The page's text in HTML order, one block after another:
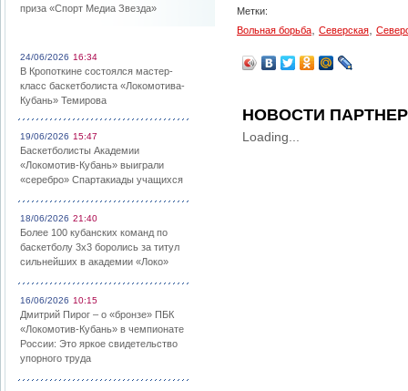
приза «Спорт Медиа Звезда»
24/06/2026 16:34
В Кропоткине состоялся мастер-
класс баскетболиста «Локомотива-
Кубань» Темирова
19/06/2026 15:47
Баскетболисты Академии
«Локомотив-Кубань» выиграли
«серебро» Спартакиады учащихся
18/06/2026 21:40
Более 100 кубанских команд по
баскетболу 3х3 боролись за титул
сильнейших в академии «Локо»
16/06/2026 10:15
Дмитрий Пирог – о «бронзе» ПБК
«Локомотив-Кубань» в чемпионате
России: Это яркое свидетельство
упорного труда
Метки:
Вольная борьба
Северская
НОВОСТИ
Loading...